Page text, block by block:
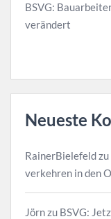
BSVG:
verändert
Neueste
RainerBielefeldzu
verkehren in den
Jörnzu BSVG: